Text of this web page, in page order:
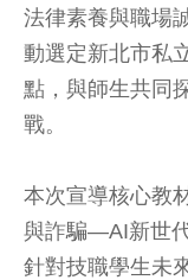
法律素養與職場
動選定新北市私
點，與師生共同
戰。
本次宣導核心教
與詐騙—AI新世
針對技職學生未